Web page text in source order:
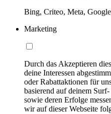
Bing, Criteo, Meta,
Marketing
Durch das Akzeptieren
deine Interessen
oder Rabattaktionen für
basierend auf deinem
sowie deren Erfolge
wir auf dieser Webseite